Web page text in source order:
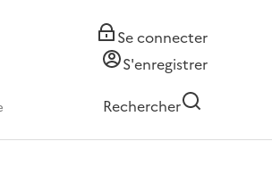
Se connecter
S'enregistrer
Rechercher